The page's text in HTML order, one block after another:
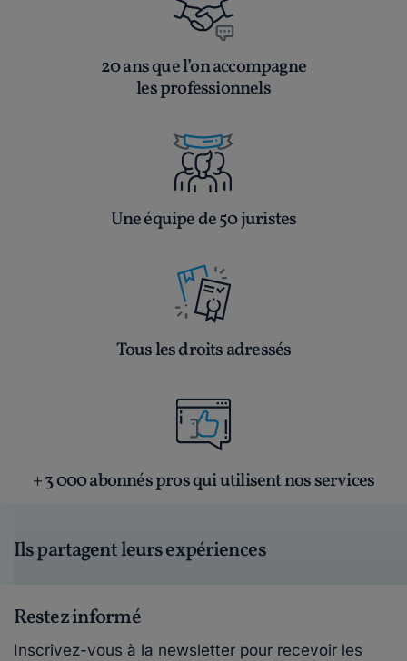
20 ans que l’on accompagne
les professionnels
Une équipe de 50 juristes
Tous les droits adressés
+ 3 000 abonnés pros qui utilisent nos services
Ils partagent leurs expériences
Restez informé
Inscrivez-vous à la newsletter pour recevoir les